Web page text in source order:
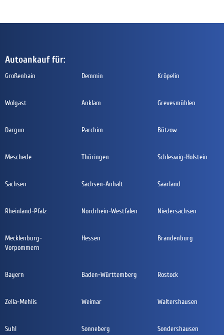
Autoankauf für:
Großenhain Demmin Kröpelin
Wolgast Anklam Grevesmühlen
Dargun Parchim Bützow
Meschede Thüringen Schleswig-Holstein
Sachsen Sachsen-Anhalt Saarland
Rheinland-Pfalz Nordrhein-Westfalen Niedersachsen
Mecklenburg-
Vorpommern
Hessen Brandenburg
Bayern Baden-Württemberg Rostock
Zella-Mehlis Weimar Waltershausen
Suhl Sonneberg Sondershausen